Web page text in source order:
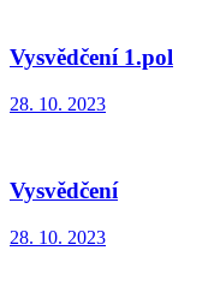
Vysvědčení 1.pol
28. 10. 2023
Vysvědčení
28. 10. 2023